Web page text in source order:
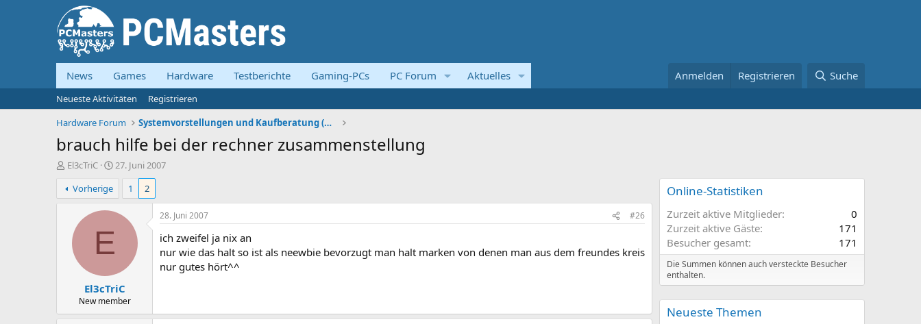
News Games Hardware Testberichte Gaming-PCs PC Forum Aktuelles Anmelden Registrieren Suche
Neueste Aktivitäten
Registrieren
Hardware Forum
Systemvorstellungen und Kaufberatung (Komplettsyst
brauch hilfe bei der rechner zusammenstellung
E
s
t
El3cTriC
E
t
e
m
27. Juni 2007
Vorherige
1 2
E
El3cTriC
New member
28. Juni 2007 #26
ich zweifel ja nix an
nur wie das halt so ist als neewbie bevorzugt man halt marken von denen man aus dem freundes kreis
nur gutes hört^^
Online-Statistiken
Zurzeit aktive Mitglieder
0
Zurzeit aktive Gäste
171
Besucher gesamt
171
Die Summen können auch versteckte Besucher
enthalten.
Neueste Themen